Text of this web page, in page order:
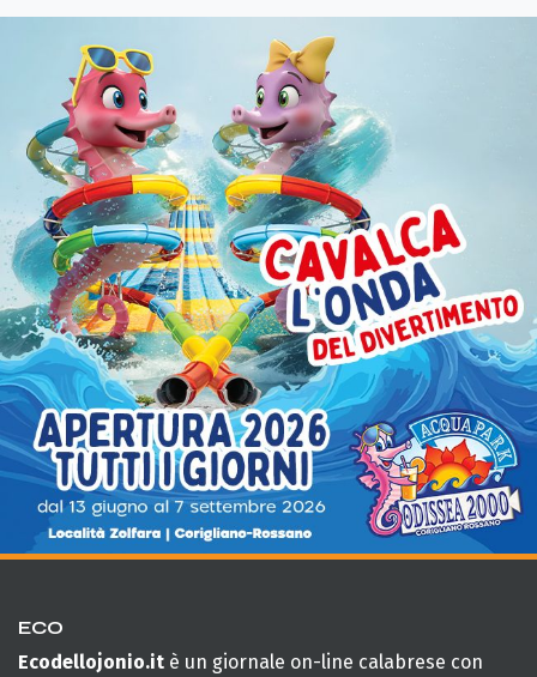
ECO
Ecodellojonio.it è un giornale on-line calabrese con